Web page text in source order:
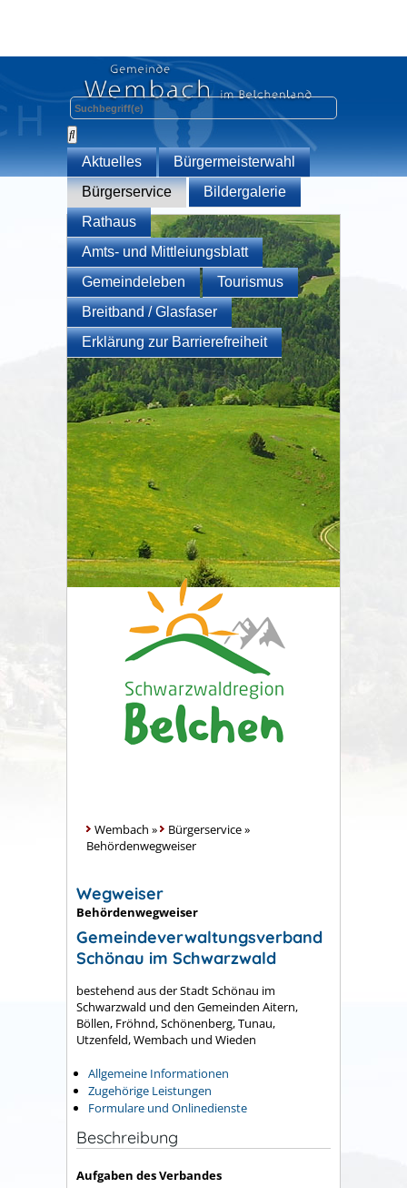
Aktuelles
Bürgermeisterwahl
Bürgerservice
Bildergalerie
Rathaus
Amts- und Mittleiungsblatt
Gemeindeleben
Tourismus
Breitband / Glasfaser
Erklärung zur Barrierefreiheit
Wembach » Bürgerservice»
Behördenwegweiser
Wegweiser
Behördenwegweiser
Gemeindeverwaltungsverband
Schönau im Schwarzwald
bestehend aus der Stadt Schönau im
Schwarzwald und den Gemeinden Aitern,
Böllen, Fröhnd, Schönenberg, Tunau,
Utzenfeld, Wembach und Wieden
Allgemeine Informationen
Zugehörige Leistungen
Formulare und Onlinedienste
Beschreibung
Aufgaben des Verbandes